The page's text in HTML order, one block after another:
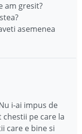
am gresit?
asemenea
i-ai impus de
pe care la
care e bine si